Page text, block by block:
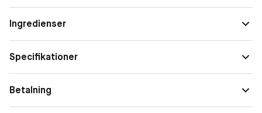
Hjärtnoter: Åkerjordgubbe och apelsinblomma.
Bottennoter: Sandelträ, vanilj, iris, tonkabönor.
Ingredienser
Specifikationer
Betalning